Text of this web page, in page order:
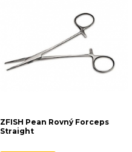
ZFISH Pean Rovný Forceps
Straight